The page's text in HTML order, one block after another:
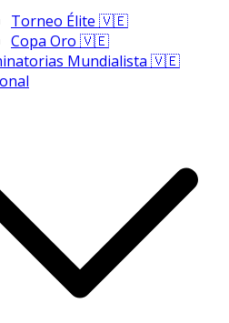
Torneo Élite 🇻🇪
Copa Oro 🇻🇪
Mundialista 🇻🇪